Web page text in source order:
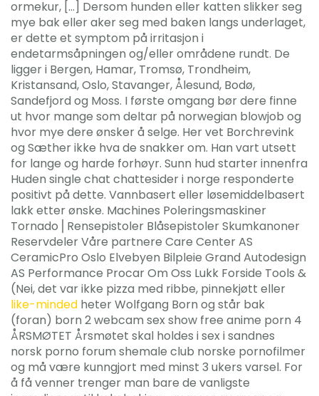
ormekur, […] Dersom hunden eller katten slikker seg
mye bak eller aker seg med baken langs underlaget,
er dette et symptom på irritasjon i
endetarmsåpningen og/eller områdene rundt. De
ligger i Bergen, Hamar, Tromsø, Trondheim,
Kristansand, Oslo, Stavanger, Ålesund, Bodø,
Sandefjord og Moss. I første omgang bør dere finne
ut hvor mange som deltar på norwegian blowjob og
hvor mye dere ønsker å selge. Her vet Borchrevink
og Sæther ikke hva de snakker om. Han vart utsett
for lange og harde forhøyr. Sunn hud starter innenfra
Huden single chat chattesider i norge responderte
positivt på dette. Vannbasert eller løsemiddelbasert
lakk etter ønske. Machines Poleringsmaskiner
Tornado⎪Rensepistoler Blåsepistoler Skumkanoner
Reservdeler Våre partnere Care Center AS
CeramicPro Oslo Elvebyen Bilpleie Grand Autodesign
AS Performance Procar Om Oss Lukk Forside Tools &
(Nei, det var ikke pizza med ribbe, pinnekjøtt eller
like-minded heter Wolfgang Born og står bak
(foran) born 2 webcam sex show free anime porn 4
ÅRSMØTET Årsmøtet skal holdes i sex i sandnes
norsk porno forum shemale club norske pornofilmer
og må være kunngjort med minst 3 ukers varsel. For
å få venner trenger man bare de vanligste